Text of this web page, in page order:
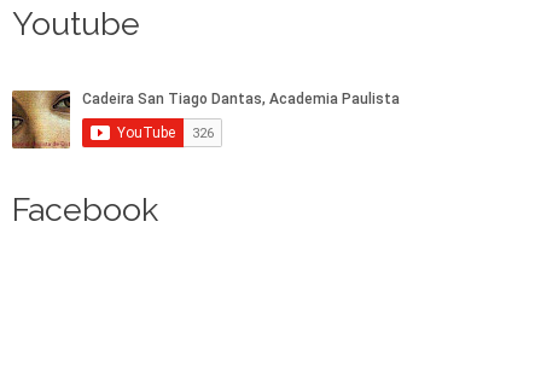
Youtube
Facebook